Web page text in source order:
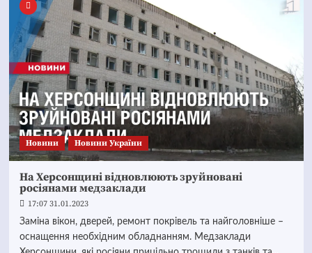
Новини Новини України
На Херсонщині відновлюють зруйновані
росіянами медзаклади
17:07 31.01.2023
Заміна вікон, дверей, ремонт покрівель та найголовніше –
оснащення необхідним обладнанням. Медзаклади